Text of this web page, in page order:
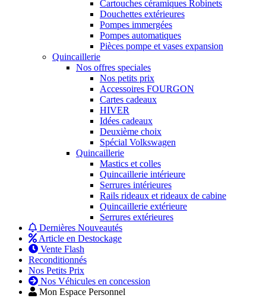
Cartouches céramiques Robinets
Douchettes extérieures
Pompes immergées
Pompes automatiques
Pièces pompe et vases expansion
Quincaillerie
Nos offres speciales
Nos petits prix
Accessoires FOURGON
Cartes cadeaux
HIVER
Idées cadeaux
Deuxième choix
Spécial Volkswagen
Quincaillerie
Mastics et colles
Quincaillerie intérieure
Serrures intérieures
Rails rideaux et rideaux de cabine
Quincaillerie extérieure
Serrures extérieures
Dernières Nouveautés
Article en Destockage
Vente Flash
Reconditionnés
Nos Petits Prix
Nos Véhicules en concession
Mon Espace Personnel